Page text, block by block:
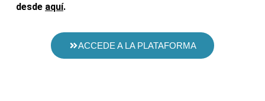
desde aquí.
ACCEDE A LA PLATAFORMA